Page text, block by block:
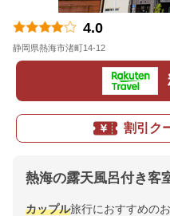
4.0
静岡県熱海市渚町14-12
割引ク
熱海の露天風呂付き客
カップル旅行におすすめの